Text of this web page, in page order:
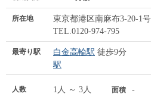
所在地
東京都港区南麻布3-20-1
TEL.0120-974-795
最寄り駅 白金高輪駅 徒歩9分
駅
人数 1人 ～ 3人 面積 -